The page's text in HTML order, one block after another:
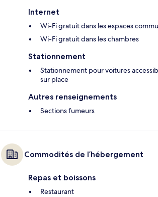
Internet
Wi-Fi gratuit dans les espaces
Wi-Fi gratuit dans les chambres
Stationnement
Stationnement pour voitures
sur place
Autres renseignements
Sections fumeurs
Commodités de l’hébergement
Repas et boissons
Restaurant